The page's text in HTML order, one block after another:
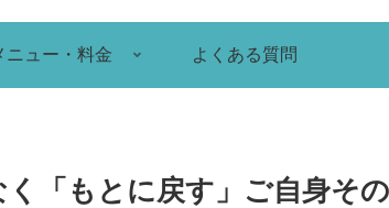
ニュー・料金 よくある質問
く「もとに戻す」ご自身そ